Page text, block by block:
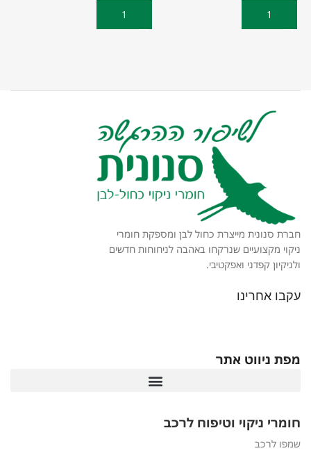
הוספה לסל הוספה לסל
חברת סנונית מייצרת כחול לבן ומספקת חומרי
ניקוי מקצועיים שנרקחו באהבה לניחוחות חדשים
ולניקיון קפדני ואפקטיבי.
עקבו אחרינו
מפת ניווט אתר
חומרי ניקוי וטיפוח לרכב
שמפו לרכב